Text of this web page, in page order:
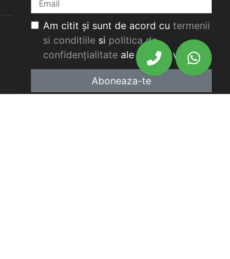
Am citit și sunt de acord cu termenii
si conditiilesi politica de
confidențialitateale acestui website.
Aboneaza-te